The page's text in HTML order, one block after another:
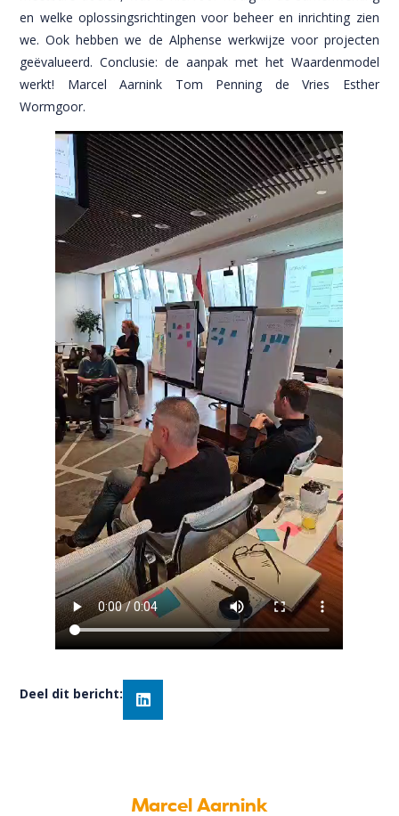
en welke oplossingsrichtingen voor beheer en inrichting zien
we. Ook hebben we de Alphense werkwijze voor projecten
geëvalueerd. Conclusie: de aanpak met het Waardenmodel
werkt! Marcel Aarnink Tom Penning de Vries Esther
Wormgoor.
Deel dit bericht:
Marcel Aarnink